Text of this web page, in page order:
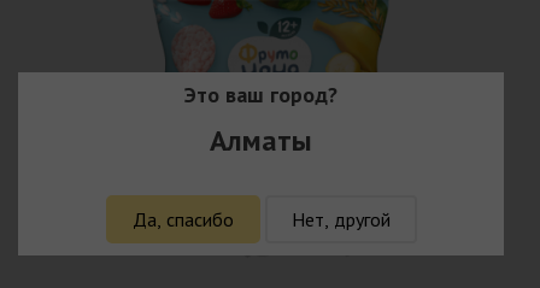
Это ваш город?
Алматы
Да, спасибо Нет, другой